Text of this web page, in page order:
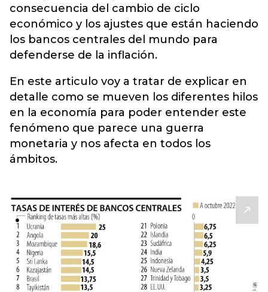
consecuencia del cambio de ciclo
económico y los ajustes que están haciendo
los bancos centrales del mundo para
defenderse de la inflación.
En este articulo voy a tratar de explicar en
detalle como se mueven los diferentes hilos
en la economía para poder entender este
fenómeno que parece una guerra
monetaria y nos afecta en todos los
ámbitos.